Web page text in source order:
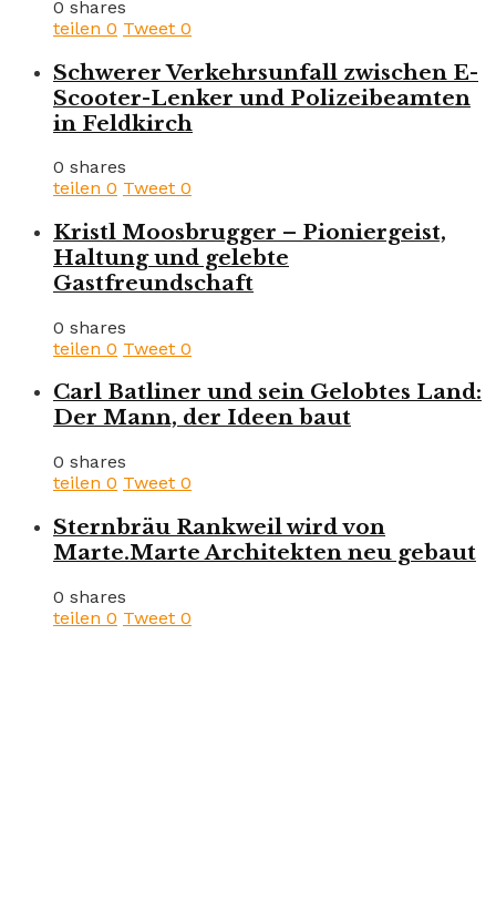
0 shares
teilen 0 Tweet 0
Schwerer Verkehrsunfall zwischen E-
Scooter-Lenker und Polizeibeamten
in Feldkirch
0 shares
teilen 0 Tweet 0
Kristl Moosbrugger – Pioniergeist,
Haltung und gelebte
Gastfreundschaft
0 shares
teilen 0 Tweet 0
Carl Batliner und sein Gelobtes Land:
Der Mann, der Ideen baut
0 shares
teilen 0 Tweet 0
Sternbräu Rankweil wird von
Marte.Marte Architekten neu gebaut
0 shares
teilen 0 Tweet 0